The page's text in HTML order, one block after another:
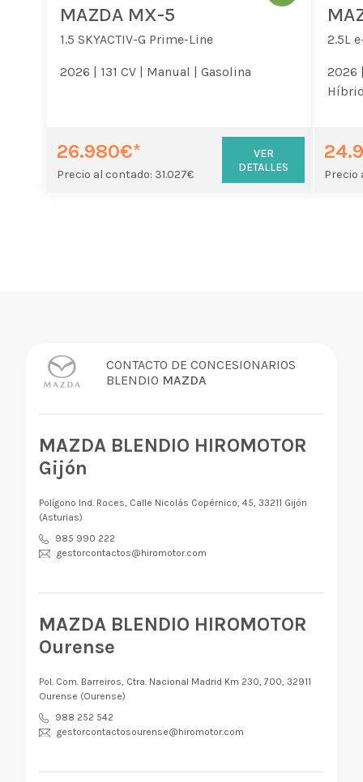
MAZDA MX-5
1.5 SKYACTIV-G Prime-Line
2026 | 131 CV | Manual | Gasolina
26.980€*
Precio al contado: 31.027€
VER
DETALLES
2.5L
2026
Precio
CONTACTO DE CONCESIONARIOS
BLENDIO MAZDA
MAZDA BLENDIO HIROMOTOR
Gijón
Polígono Ind. Roces, Calle Nicolás Copérnico, 45, 33211 Gijón
(Asturias)
985 990 222
gestorcontactos@hiromotor.com
MAZDA BLENDIO HIROMOTOR
Ourense
Pol. Com. Barreiros, Ctra. Nacional Madrid Km 230, 700, 32911
Ourense (Ourense)
988 252 542
gestorcontactosourense@hiromotor.com